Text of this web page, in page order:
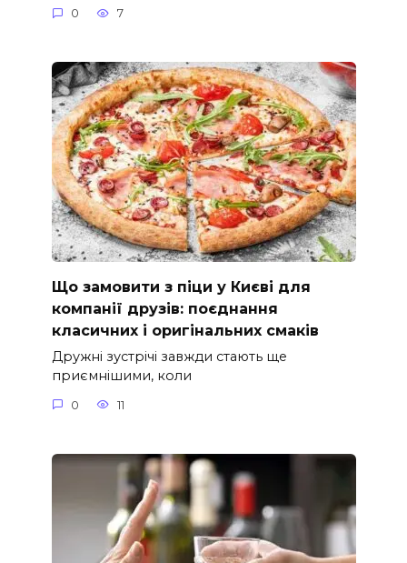
0 7
Що замовити з піци у Києві для
компанії друзів: поєднання
класичних і оригінальних смаків
Дружні зустрічі завжди стають ще
приємнішими, коли
0 11